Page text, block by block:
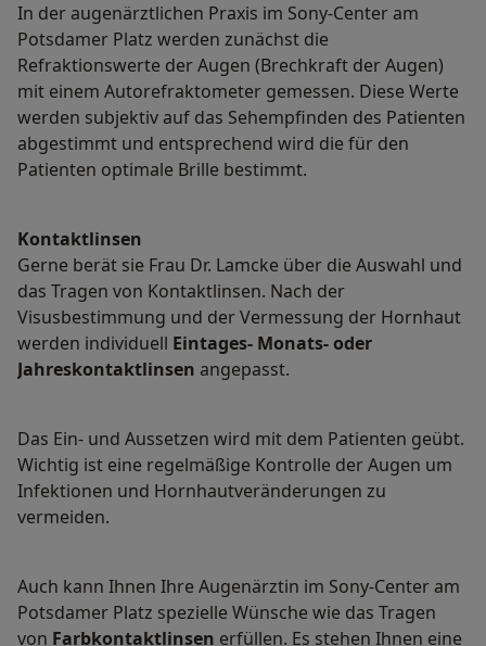
In der augenärztlichen Praxis im Sony-Center am
Potsdamer Platz werden zunächst die
Refraktionswerte der Augen (Brechkraft der Augen)
mit einem Autorefraktometer gemessen. Diese Werte
werden subjektiv auf das Sehempfinden des Patienten
abgestimmt und entsprechend wird die für den
Patienten optimale Brille bestimmt.
Kontaktlinsen
Gerne berät sie Frau Dr. Lamcke über die Auswahl und
das Tragen von Kontaktlinsen. Nach der
Visusbestimmung und der Vermessung der Hornhaut
werden individuell Eintages- Monats- oder
Jahreskontaktlinsen angepasst.
Das Ein- und Aussetzen wird mit dem Patienten geübt.
Wichtig ist eine regelmäßige Kontrolle der Augen um
Infektionen und Hornhautveränderungen zu
vermeiden.
Auch kann Ihnen Ihre Augenärztin im Sony-Center am
Potsdamer Platz spezielle Wünsche wie das Tragen
von Farbkontaktlinsen erfüllen. Es stehen Ihnen eine